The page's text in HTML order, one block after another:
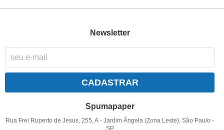
Newsletter
CADASTRAR
Spumapaper
Rua Frei Ruperto de Jesus, 255, A -Jardim Ângela (Zona Leste), São Paulo -
SP